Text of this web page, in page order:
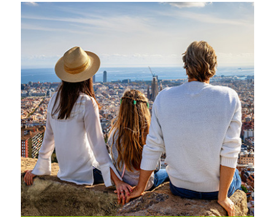
Consiente a papá con lo que más le gusta.